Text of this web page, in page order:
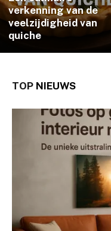
verkenning van de
veelzijdigheid van
quiche
TOP NIEUWS